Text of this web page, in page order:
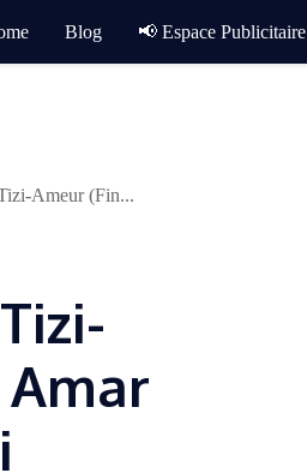
Blog 📢 Espace Publicitaire
Ameur (Fin...